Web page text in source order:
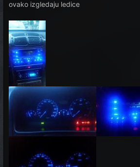
ovako izgledaju ledice